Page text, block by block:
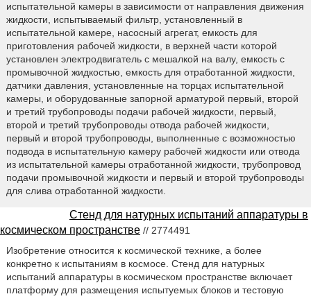
испытательной камеры в зависимости от направления движения
жидкости, испытываемый фильтр, установленный в
испытательной камере, насосный агрегат, емкость для
приготовления рабочей жидкости, в верхней части которой
установлен электродвигатель с мешалкой на валу, емкость с
промывочной жидкостью, емкость для отработанной жидкости,
датчики давления, установленные на торцах испытательной
камеры, и оборудованные запорной арматурой первый, второй
и третий трубопроводы подачи рабочей жидкости, первый,
второй и третий трубопроводы отвода рабочей жидкости,
первый и второй трубопроводы, выполненные с возможностью
подвода в испытательную камеру рабочей жидкости или отвода
из испытательной камеры отработанной жидкости, трубопровод
подачи промывочной жидкости и первый и второй трубопроводы
для слива отработанной жидкости.
Стенд для натурных испытаний аппаратуры в
космическом пространстве // 2774491
Изобретение относится к космической технике, а более
конкретно к испытаниям в космосе. Стенд для натурных
испытаний аппаратуры в космическом пространстве включает
платформу для размещения испытуемых блоков и тестовую